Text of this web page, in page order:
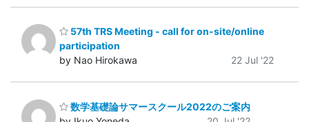
57th TRS Meeting - call for on-site/online
participation
by Nao Hirokawa
22 Jul '22
数学基礎論サマースクール2022のご案内